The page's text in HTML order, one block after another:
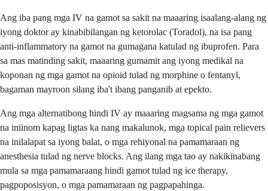
Ang iba pang mga IV na gamot sa sakit na maaaring isaalang-alang ng
iyong doktor ay kinabibilangan ng ketorolac (Toradol), na isa pang
anti-inflammatory na gamot na gumagana katulad ng ibuprofen. Para
sa mas matinding sakit, maaaring gumamit ang iyong medikal na
koponan ng mga gamot na opioid tulad ng morphine o fentanyl,
bagaman mayroon silang iba't ibang panganib at epekto.
Ang mga alternatibong hindi IV ay maaaring magsama ng mga gamot
na iniinom kapag ligtas ka nang makalunok, mga topical pain relievers
na inilalapat sa iyong balat, o mga rehiyonal na pamamaraan ng
anesthesia tulad ng nerve blocks. Ang ilang mga tao ay nakikinabang
mula sa mga pamamaraang hindi gamot tulad ng ice therapy,
pagpoposisyon, o mga pamamaraan ng pagpapahinga.